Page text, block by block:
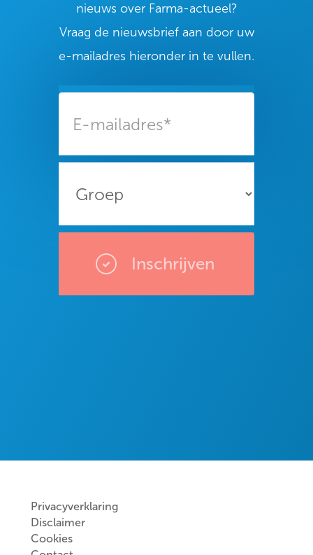
nieuws over Farma-actueel?
Vraag de nieuwsbrief aan door uw
e-mailadres hieronder in te vullen.
Inschrijven
Privacyverklaring
Disclaimer
Cookies